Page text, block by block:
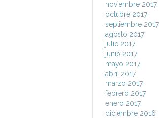
noviembre 2017
octubre 2017
septiembre 2017
agosto 2017
julio 2017
junio 2017
mayo 2017
abril 2017
marzo 2017
febrero 2017
enero 2017
diciembre 2016